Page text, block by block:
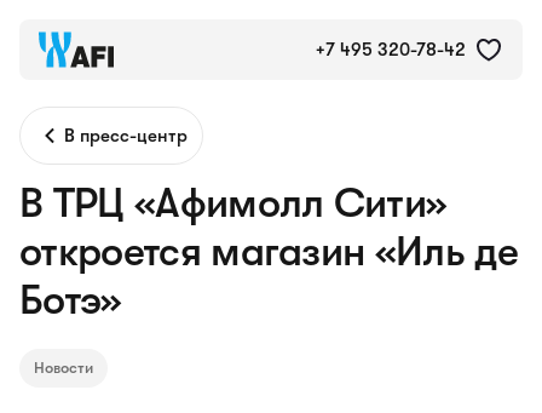
+7 495 320-78-42
В пресс-центр
В ТРЦ «Афимолл Сити»
откроется магазин «Иль де
Ботэ»
Новости